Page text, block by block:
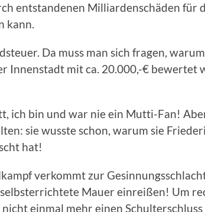
entstandenen Milliardenschäden für
kann.
Da muss man sich fragen,
Innenstadt mit ca. 20.000,-€ bewertet
ich bin und war nie ein Mutti-Fan!
sie wusste schon, warum sie
hat!
verkommt zur
Mauer einreißen! Um
einmal mehr einen